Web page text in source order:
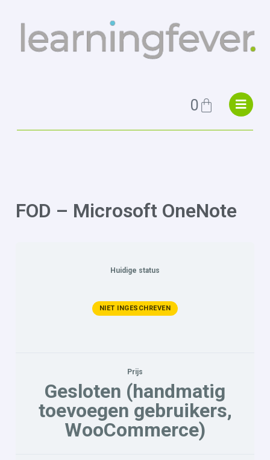
0
FOD – Microsoft OneNote
Huidige status
NIET INGESCHREVEN
Prijs
Gesloten (handmatig
toevoegen gebruikers,
WooCommerce)